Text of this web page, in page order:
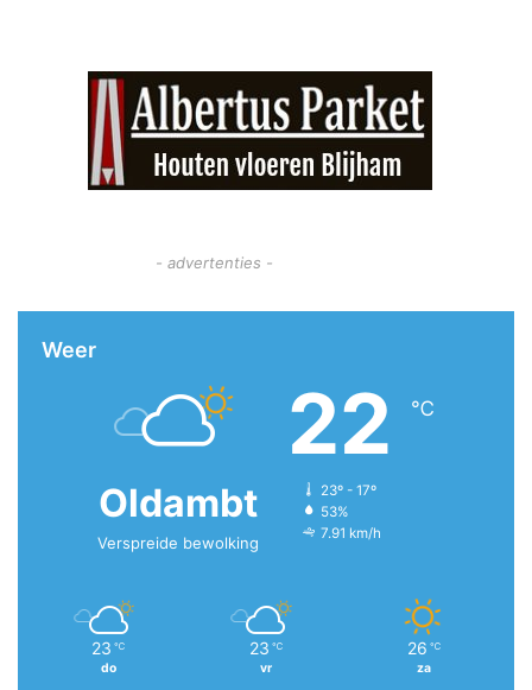
- advertenties -
Weer
Oldambt
Verspreide bewolking
22 ℃
23º - 17º
53%
7.91 km/h
23 ℃
do
23 ℃
vr
26 ℃
za